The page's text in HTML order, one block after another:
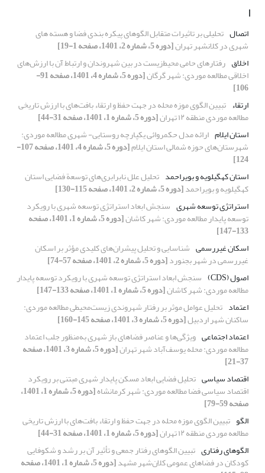
ا
اتصال تحلیلی بر تاثیرات متقابل الگوهای پیکره بندی فضا و هسته های
شهری در کلانشهر تهران[دوره 5، شماره 2، 1401، صفحه 1-19]
اخلاق رفتارهای حامی محیط‌زیست در بین شهروندان و ارتباط آن با ارزش‌های
اخلاقی مطالعه موردی: شهر گرگان [دوره 5، شماره 4، 1401، صفحه 91-
106]
ارتقاء تبیین الگوی موزه محله در جهت حفظ و ارتقاء بافت‌های با ارزش تاریخی
مطالعه موردی منطقه ۱۲ تهران
[دوره 5، شماره 1، 1401، صفحه 31-44]
استان ایلام ارائه مدل حکمروائی یکپارچه روستایی- شهری مطالعه موردی:
شهرستان‌های حوزه شمالی استان ایلام [دوره 5، شماره 4، 1401، صفحه 107-
124]
استان کهگیلویه و بویراحمد تحلیل علل نابرابری‌های توسعة فضایی استان
کهگیلویه و بویراحمد[دوره 5، شماره 2، 1401، صفحه 115-130]
استراتژی توسعه شهری سنجش ابعاد استراتژی توسعه شهری با رویکرد
توسعه پایدار مطالعه موردی: شهر کاشان [دوره 5، شماره 1، 1401، صفحه
133-147]
اسکان غیررسمی شناسایی و تحلیل پیشران‌های کلیدی مؤثر بر اسکان
غیررسمی در شهر بجنورد[دوره 5، شماره 2، 1401، صفحه 57-74]
اصول (CDS)
سنجش ابعاد استراتژی توسعه شهری با رویکرد توسعه پایدار
مطالعه موردی: شهر کاشان[دوره 5، شماره 1، 1401، صفحه 133-147]
اعتماد تحلیل عوامل موثر بر رفتار شهروندی زیست‌محیطی مطالعه موردی:
ساکنان شهر اردبیل[دوره 5، شماره 3، 1401، صفحه 145-160]
اعتماد اجتماعی ویژگی‌ها و عناصر فضاهای باز شهری به‌منظور جلب اعتماد
مطالعه موردی: محله یوسف‌آباد شهر تهران [دوره 5، شماره 3، 1401، صفحه
37-21]
اقتصاد سیاسی تحلیل فضایی ابعاد مسکن پایدار شهری مبتنی بر رویکرد
اقتصاد سیاسی فضا مطالعه موردی: شهر کرمانشاه [دوره 5، شماره 1، 1401،
صفحه 59-79]
الگو تبیین الگوی موزه محله در جهت حفظ و ارتقاء بافت‌های با ارزش تاریخی
مطالعه موردی منطقه ۱۲ تهران
[دوره 5، شماره 1، 1401، صفحه 31-44]
الگوهای رفتاری تبیین الگوهای رفتار جمعی و تأثیر آن بر رشد و شکوفایی
کودکان در فضاهای عمومی کلان‌شهر مشهد [دوره 5، شماره 1، 1401، صفحه